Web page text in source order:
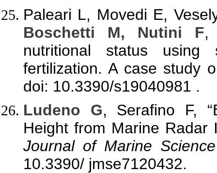
Paleari L, Movedi E,
Boschetti M, Nutini F,
nutritional status
fertilization. A case study
doi: 10.3390/s19040981 .
Ludeno G, Serafino F,
Height from Marine Radar
Journal of Marine
10.3390/ jmse7120432.